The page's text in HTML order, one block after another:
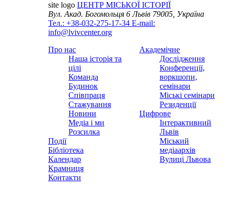
site logo ЦЕНТР МІСЬКОЇ ІСТОРІЇ
Вул. Акад. Богомольця 6Львів 79005, Україна
Тел.: +38-032-275-17-34 E-mail:
info@lvivcenter.org
Про нас
Наша історія та
цілі
Команда
Будинок
Співпраця
Стажування
Новини
Медіа і ми
Розсилка
Події
Бібліотека
Календар
Крамниця
Контакти
Академічне
Дослідження
Конференції,
воркшопи,
семінари
Міські семінари
Резиденції
Цифрове
Інтерактивний
Львів
Міський
медіаархів
Вулиці Львова